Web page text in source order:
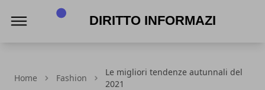
Home Fashion
Le migliori tendenze autunnali del
2021